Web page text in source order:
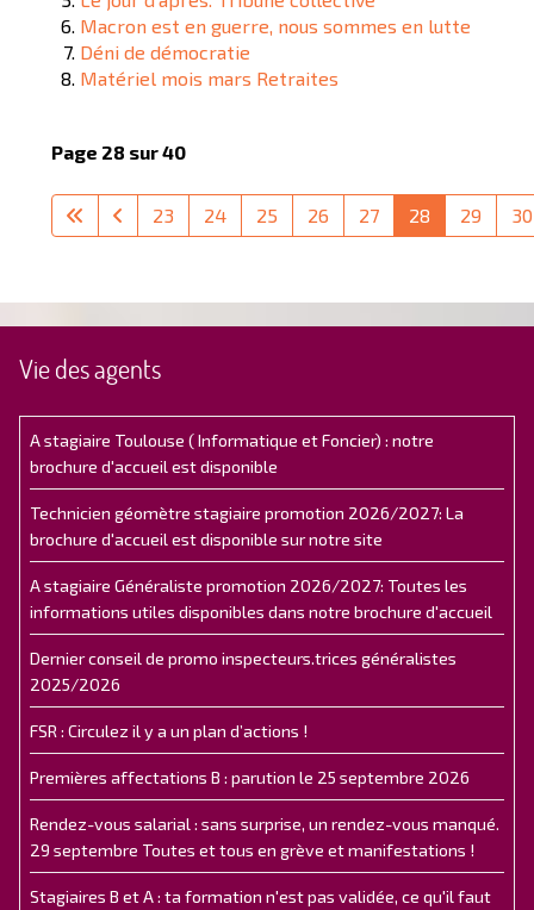
Macron est en guerre, nous sommes en lutte
Déni de démocratie
Matériel mois mars Retraites
Page 28 sur 40
23 24 25 26 27 28 29 30
Vie des agents
A stagiaire Toulouse ( Informatique et Foncier) : notre
brochure d'accueil est disponible
Technicien géomètre stagiaire promotion 2026/2027: La
brochure d'accueil est disponible sur notre site
A stagiaire Généraliste promotion 2026/2027: Toutes les
informations utiles disponibles dans notre brochure d'accueil
Dernier conseil de promo inspecteurs.trices généralistes
2025/2026
FSR : Circulez il y a un plan d’actions !
Premières affectations B : parution le 25 septembre 2026
Rendez-vous salarial : sans surprise, un rendez-vous manqué.
29 septembre Toutes et tous en grève et manifestations !
Stagiaires B et A : ta formation n'est pas validée, ce qu'il faut